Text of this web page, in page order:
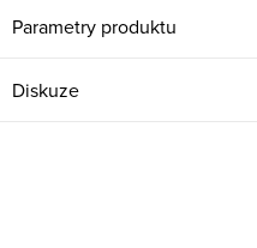
Parametry produktu
Diskuze